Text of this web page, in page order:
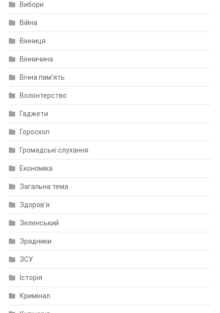
Вибори
Війна
Вінниця
Вінничина
Вічна пам'ять
Волонтерство
Гаджети
Гороскоп
Громадські слухання
Економіка
Загальна тема
Здоров'я
Зеленський
Зрадники
ЗСУ
Історія
Кримінал